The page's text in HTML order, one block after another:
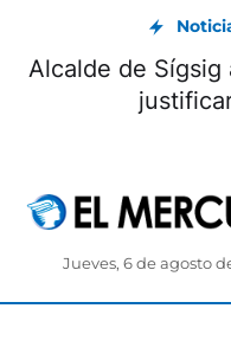
Alcalde de Sígsig
Jueves, 6 de agosto